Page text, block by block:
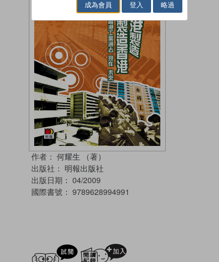
作者： 何耀生 （著）
出版社： 明報出版社
出版日期： 04/2009
國際書號： 9789628994991
試閲
成為會員 登入 略過